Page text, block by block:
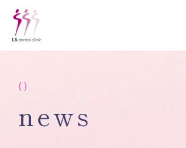
( )
news